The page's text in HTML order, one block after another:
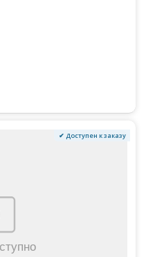
✔ Доступен к заказу